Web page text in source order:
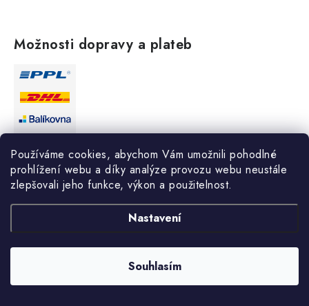
Používáme cookies, abychom Vám umožnili pohodlné
prohlížení webu a díky analýze provozu webu neustále
zlepšovali jeho funkce, výkon a použitelnost.
Nastavení
Souhlasím
Možnosti dopravy a plateb
Certifikáty & hodnocení